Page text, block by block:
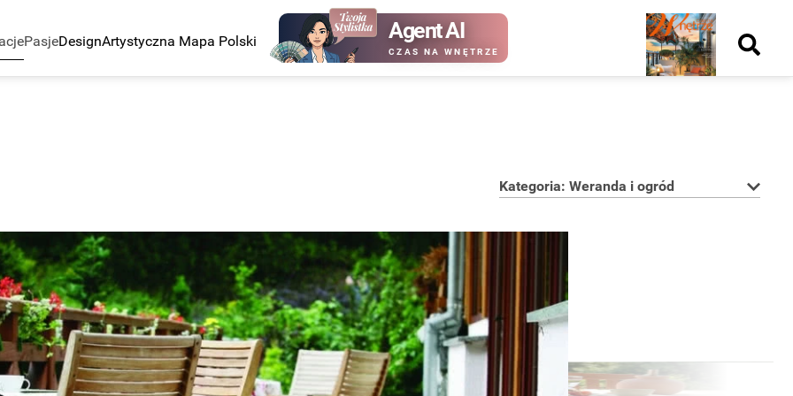
PasjeDesignArtystyczna Mapa Polski Agent AI
CZAS NA WNĘTRZE
Nowy
numer
kup ten
Kategoria: Weranda i ogród